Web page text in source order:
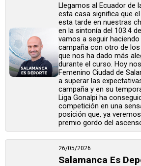
Llegamos al Ecuador de
esta casa significa que
esta tarde en nuestras
en la sintonía del 103.4
vamos a seguir
campaña con otro de
que nos ha dado más
durante el curso. Hoy
Femenino Ciudad de
a superar las
campaña y en su
Liga Gonalpi ha
competición en una
posición que, ya
premio gordo del ascenso
26/05/2026
Salamanca Es